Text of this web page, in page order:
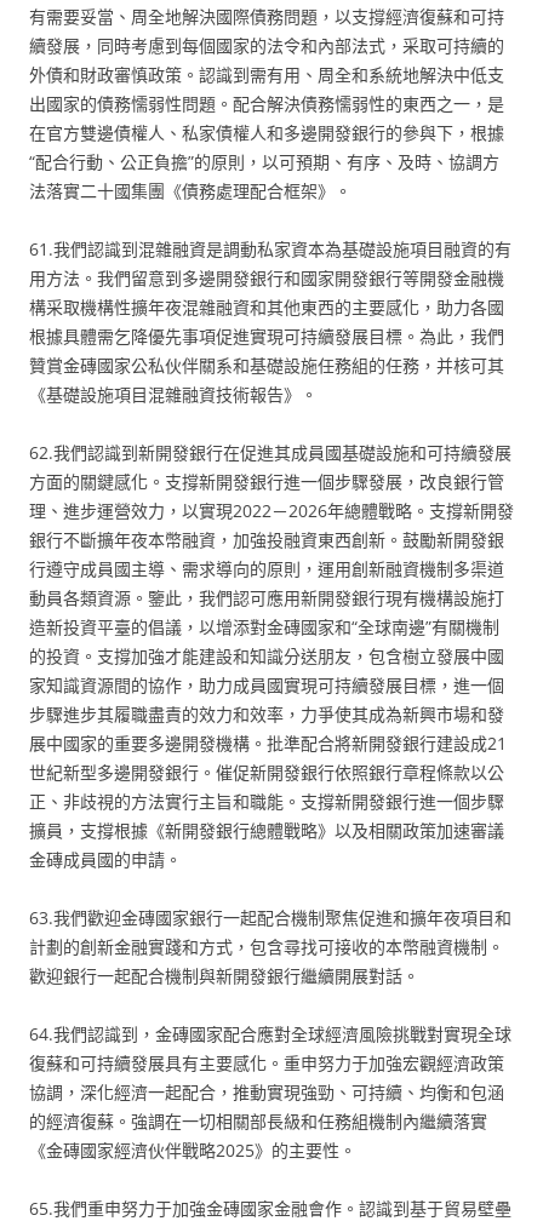
有需要妥當、周全地解決國際債務問題，以支撐經濟復蘇和可持
續發展，同時考慮到每個國家的法令和內部法式，采取可持續的
外債和財政審慎政策。認識到需有用、周全和系統地解決中低支
出國家的債務懦弱性問題。配合解決債務懦弱性的東西之一，是
在官方雙邊債權人、私家債權人和多邊開發銀行的參與下，根據
“配合行動、公正負擔”的原則，以可預期、有序、及時、協調方
法落實二十國集團《債務處理配合框架》。
61.我們認識到混雜融資是調動私家資本為基礎設施項目融資的有
用方法。我們留意到多邊開發銀行和國家開發銀行等開發金融機
構采取機構性擴年夜混雜融資和其他東西的主要感化，助力各國
根據具體需乞降優先事項促進實現可持續發展目標。為此，我們
贊賞金磚國家公私伙伴關系和基礎設施任務組的任務，并核可其
《基礎設施項目混雜融資技術報告》。
62.我們認識到新開發銀行在促進其成員國基礎設施和可持續發展
方面的關鍵感化。支撐新開發銀行進一個步驟發展，改良銀行管
理、進步運營效力，以實現2022－2026年總體戰略。支撐新開發
銀行不斷擴年夜本幣融資，加強投融資東西創新。鼓勵新開發銀
行遵守成員國主導、需求導向的原則，運用創新融資機制多渠道
動員各類資源。鑒此，我們認可應用新開發銀行現有機構設施打
造新投資平臺的倡議，以增添對金磚國家和“全球南邊”有關機制
的投資。支撐加強才能建設和知識分送朋友，包含樹立發展中國
家知識資源間的協作，助力成員國實現可持續發展目標，進一個
步驟進步其履職盡責的效力和效率，力爭使其成為新興市場和發
展中國家的重要多邊開發機構。批準配合將新開發銀行建設成21
世紀新型多邊開發銀行。催促新開發銀行依照銀行章程條款以公
正、非歧視的方法實行主旨和職能。支撐新開發銀行進一個步驟
擴員，支撐根據《新開發銀行總體戰略》以及相關政策加速審議
金磚成員國的申請。
63.我們歡迎金磚國家銀行一起配合機制聚焦促進和擴年夜項目和
計劃的創新金融實踐和方式，包含尋找可接收的本幣融資機制。
歡迎銀行一起配合機制與新開發銀行繼續開展對話。
64.我們認識到，金磚國家配合應對全球經濟風險挑戰對實現全球
復蘇和可持續發展具有主要感化。重申努力于加強宏觀經濟政策
協調，深化經濟一起配合，推動實現強勁、可持續、均衡和包涵
的經濟復蘇。強調在一切相關部長級和任務組機制內繼續落實
《金磚國家經濟伙伴戰略2025》的主要性。
65.我們重申努力于加強金磚國家金融會作。認識到基于貿易壁壘